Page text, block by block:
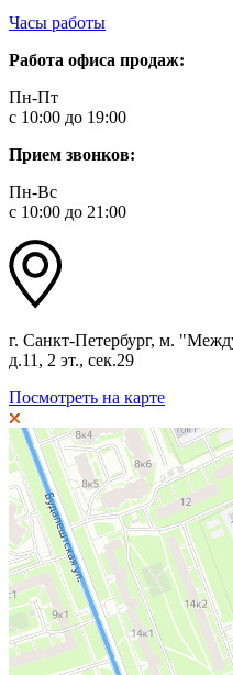
Часы работы
Работа офиса продаж:
Пн-Пт
с 10:00 до 19:00
Прием звонков:
Пн-Вс
с 10:00 до 21:00
г. Санкт-Петербург, м.
д.11, 2 эт., сек.29
Посмотреть на карте